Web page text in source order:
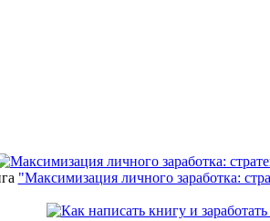
"Максимизация личного заработка: